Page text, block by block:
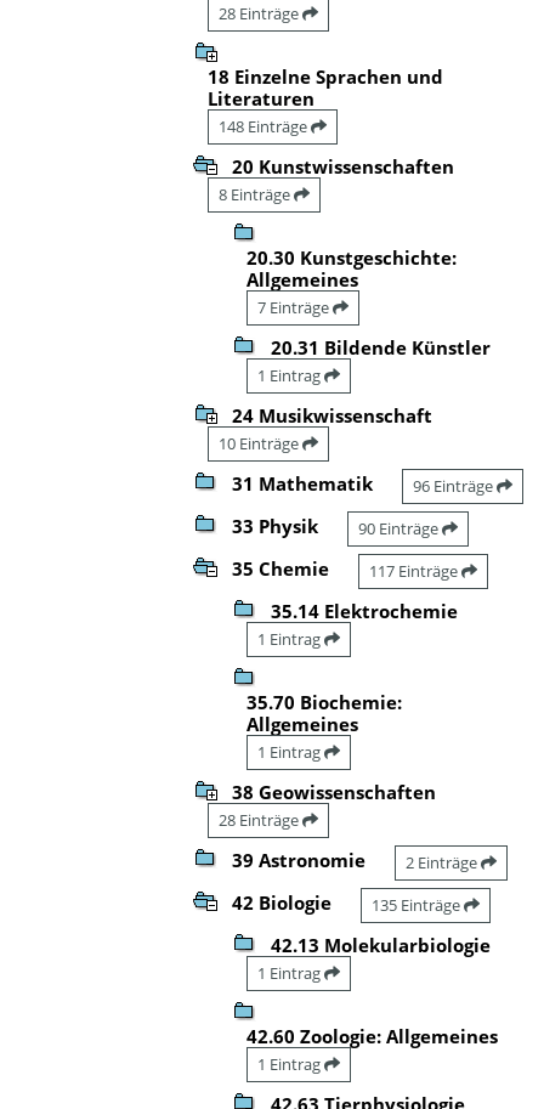
28 Einträge
18 Einzelne Sprachen und
Literaturen
148 Einträge
20 Kunstwissenschaften
8 Einträge
20.30 Kunstgeschichte:
Allgemeines
7 Einträge
20.31 Bildende Künstler
1 Eintrag
24 Musikwissenschaft
10 Einträge
31 Mathematik 96 Einträge
33 Physik 90 Einträge
35 Chemie 117 Einträge
35.14 Elektrochemie
1 Eintrag
35.70 Biochemie:
Allgemeines
1 Eintrag
38 Geowissenschaften
28 Einträge
39 Astronomie 2 Einträge
42 Biologie 135 Einträge
42.13 Molekularbiologie
1 Eintrag
42.60 Zoologie: Allgemeines
1 Eintrag
42.63 Tierphysiologie